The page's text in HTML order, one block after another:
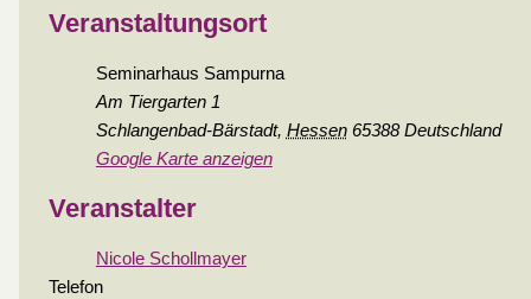
Veranstaltungsort
Seminarhaus Sampurna
Am Tiergarten 1
Schlangenbad-Bärstadt, Hessen 65388 Deutschland
Google Karte anzeigen
Veranstalter
Nicole Schollmayer
Telefon